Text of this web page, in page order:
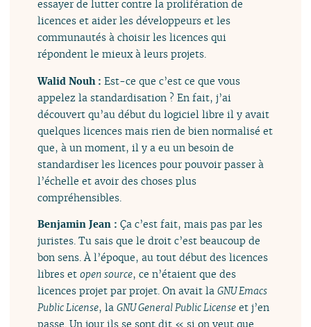
essayer de lutter contre la prolifération de
licences et aider les développeurs et les
communautés à choisir les licences qui
répondent le mieux à leurs projets.
Walid Nouh :Est-ce que c’est ce que vous
appelez la standardisation ? En fait, j’ai
découvert qu’au début du logiciel libre il y avait
quelques licences mais rien de bien normalisé et
que, à un moment, il y a eu un besoin de
standardiser les licences pour pouvoir passer à
l’échelle et avoir des choses plus
compréhensibles.
Benjamin Jean :Ça c’est fait, mais pas par les
juristes. Tu sais que le droit c’est beaucoup de
bon sens. À l’époque, au tout début des licences
libres etopen source, ce n’étaient que des
licences projet par projet. On avait laGNU Emacs
Public License, laGNU General Public License et j’en
passe. Un jour ils se sont dit « si on veut que